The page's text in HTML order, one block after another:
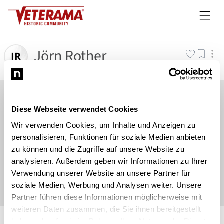
Diese Webseite verwendet Cookies
Wir verwenden Cookies, um Inhalte und Anzeigen zu
personalisieren, Funktionen für soziale Medien anbieten
zu können und die Zugriffe auf unsere Website zu
analysieren. Außerdem geben wir Informationen zu Ihrer
Verwendung unserer Website an unsere Partner für
soziale Medien, Werbung und Analysen weiter. Unsere
Partner führen diese Informationen möglicherweise mit
weiteren Daten zusammen, die Sie ihnen bereitgestellt
Jörn Rother
©Newsload /System